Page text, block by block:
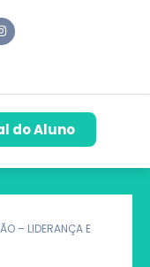
do Aluno
– LIDERANÇA E